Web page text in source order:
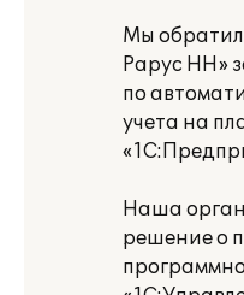
Мы
Рарус НН»
по
учета на
Наша
решение о